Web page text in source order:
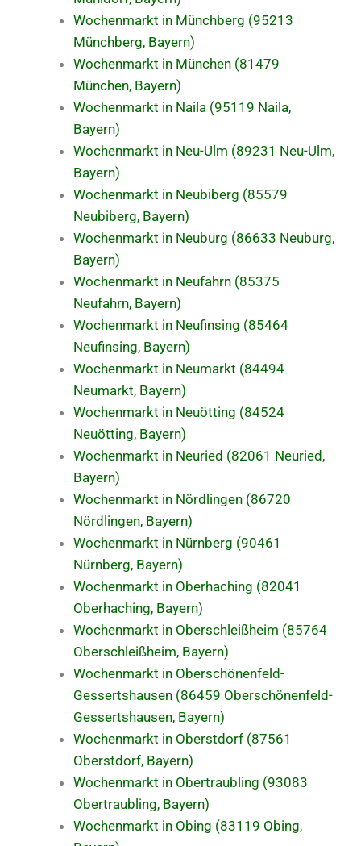
Wochenmarkt in Münchberg (95213
Münchberg, Bayern)
Wochenmarkt in München (81479
München, Bayern)
Wochenmarkt in Naila (95119 Naila,
Bayern)
Wochenmarkt in Neu-Ulm (89231 Neu-Ulm,
Bayern)
Wochenmarkt in Neubiberg (85579
Neubiberg, Bayern)
Wochenmarkt in Neuburg (86633 Neuburg,
Bayern)
Wochenmarkt in Neufahrn (85375
Neufahrn, Bayern)
Wochenmarkt in Neufinsing (85464
Neufinsing, Bayern)
Wochenmarkt in Neumarkt (84494
Neumarkt, Bayern)
Wochenmarkt in Neuötting (84524
Neuötting, Bayern)
Wochenmarkt in Neuried (82061 Neuried,
Bayern)
Wochenmarkt in Nördlingen (86720
Nördlingen, Bayern)
Wochenmarkt in Nürnberg (90461
Nürnberg, Bayern)
Wochenmarkt in Oberhaching (82041
Oberhaching, Bayern)
Wochenmarkt in Oberschleißheim (85764
Oberschleißheim, Bayern)
Wochenmarkt in Oberschönenfeld-
Gessertshausen (86459 Oberschönenfeld-
Gessertshausen, Bayern)
Wochenmarkt in Oberstdorf (87561
Oberstdorf, Bayern)
Wochenmarkt in Obertraubling (93083
Obertraubling, Bayern)
Wochenmarkt in Obing (83119 Obing,